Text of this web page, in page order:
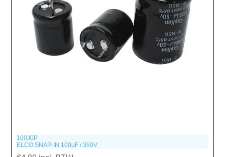
100J0P
ELCO SNAP-IN 100µF / 350V